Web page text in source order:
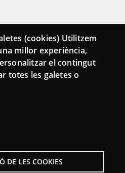
(cookies) Utilitzem
millor experiència,
el contingut
totes les galetes o
DE LES COOKIES